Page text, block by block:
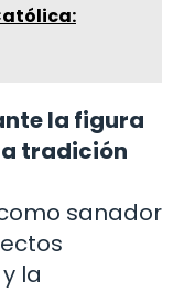
la figura
tradición
sanador
la